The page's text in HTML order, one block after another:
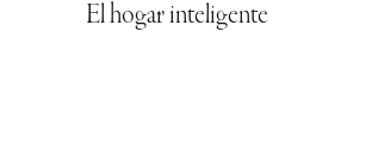
El hogar inteligente